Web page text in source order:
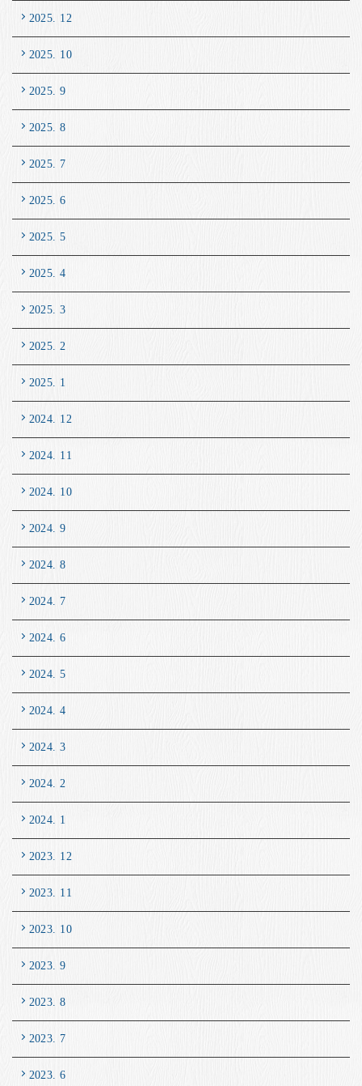
2025. 12
2025. 10
2025. 9
2025. 8
2025. 7
2025. 6
2025. 5
2025. 4
2025. 3
2025. 2
2025. 1
2024. 12
2024. 11
2024. 10
2024. 9
2024. 8
2024. 7
2024. 6
2024. 5
2024. 4
2024. 3
2024. 2
2024. 1
2023. 12
2023. 11
2023. 10
2023. 9
2023. 8
2023. 7
2023. 6